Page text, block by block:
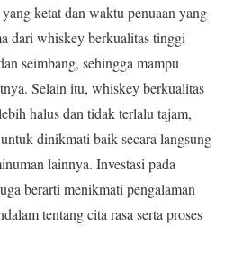
ketat dan waktu penuaan yang
dari whiskey berkualitas tinggi
seimbang, sehingga mampu
Selain itu, whiskey berkualitas
halus dan tidak terlalu tajam,
dinikmati baik secara langsung
lainnya. Investasi pada
berarti menikmati pengalaman
tentang cita rasa serta proses